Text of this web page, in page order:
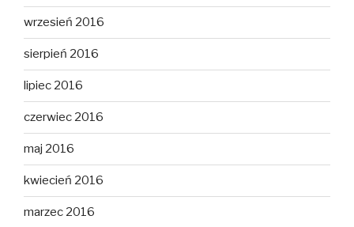
wrzesień 2016
sierpień 2016
lipiec 2016
czerwiec 2016
maj 2016
kwiecień 2016
marzec 2016